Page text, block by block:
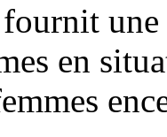
une
en